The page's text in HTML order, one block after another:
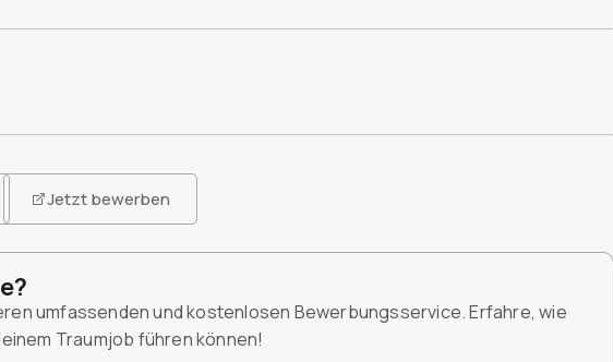
Jetzt bewerben
umfassenden und kostenlosen Bewerbungsservice. Erfahre, wie
Traumjob führen können!